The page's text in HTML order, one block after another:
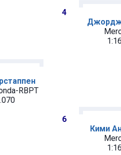
4
Джордж
RBPT
6
Кими